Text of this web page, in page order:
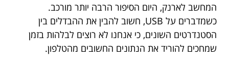
המחשב לארנק, היום הסיפור הרבה יותר מורכב.
כשמדברים על USB, חשוב להבין את ההבדלים בין
הסטנדרטים השונים, כי אנחנו לא רוצים לבלהות בזמן
שמחכים להוריד את הנתונים החשובים מהטלפון.